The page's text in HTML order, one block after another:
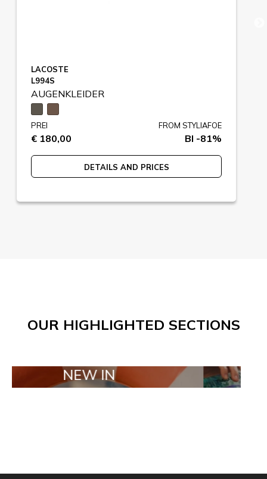
LACOSTE
L994S
AUGENKLEIDER
PREI
€ 180,00
FROM STYLIAFOE
BI -81%
DETAILS AND PRICES
OUR HIGHLIGHTED SECTIONS
NEW IN TAILOR